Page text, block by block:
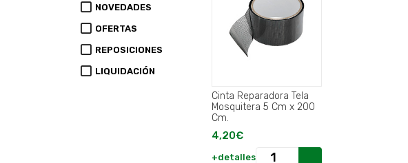
NOVEDADES
OFERTAS
REPOSICIONES
LIQUIDACIÓN
Cinta Reparadora Tela
Mosquitera 5 Cm x 200
Cm.
4,20€
+detalles